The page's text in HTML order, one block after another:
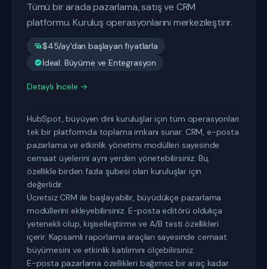
Tümü bir arada pazarlama, satış ve CRM
platformu. Kuruluş operasyonlarını merkezileştirir.
$45/ay'dan başlayan fiyatlarla
İdeal: Büyüme ve Entegrasyon
Detaylı İncele →
HubSpot, büyüyen dini kuruluşlar için tüm operasyonları
tek bir platformda toplama imkanı sunar. CRM, e-posta
pazarlama ve etkinlik yönetimi modülleri sayesinde
cemaat üyelerini aynı yerden yönetebilirsiniz. Bu,
özellikle birden fazla şubesi olan kuruluşlar için
değerlidir.
Ücretsiz CRM ile başlayabilir, büyüdükçe pazarlama
modüllerini ekleyebilirsiniz. E-posta editörü oldukça
yetenekli olup, kişiselleştirme ve A/B testi özellikleri
içerir. Kapsamlı raporlama araçları sayesinde cemaat
büyümesini ve etkinlik katılımını ölçebilirsiniz.
E-posta pazarlama özellikleri bağımsız bir araç kadar